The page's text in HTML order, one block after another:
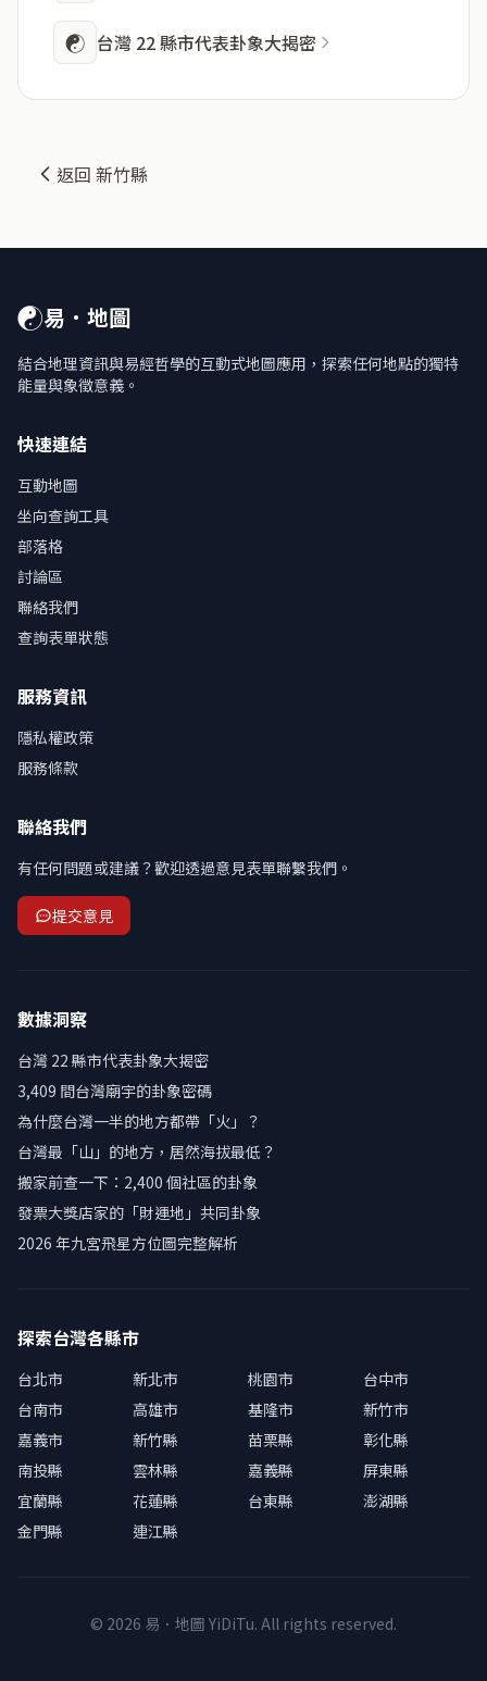
☯ 台灣 22 縣市代表卦象大揭密
返回 新竹縣
☯易．地圖
結合地理資訊與易經哲學的互動式地圖應用，探索任何地點的獨特
能量與象徵意義。
快速連結
互動地圖
坐向查詢工具
部落格
討論區
聯絡我們
查詢表單狀態
服務資訊
隱私權政策
服務條款
聯絡我們
有任何問題或建議？歡迎透過意見表單聯繫我們。
提交意見
數據洞察
台灣 22 縣市代表卦象大揭密
3,409 間台灣廟宇的卦象密碼
為什麼台灣一半的地方都帶「火」？
台灣最「山」的地方，居然海拔最低？
搬家前查一下：2,400 個社區的卦象
發票大獎店家的「財運地」共同卦象
2026 年九宮飛星方位圖完整解析
探索台灣各縣市
台北市 新北市 桃園市
台中市
台南市
高雄市 基隆市
新竹市
嘉義市
新竹縣 苗栗縣
彰化縣
南投縣
雲林縣 嘉義縣
屏東縣
宜蘭縣
花蓮縣 台東縣
澎湖縣
金門縣
連江縣
© 2026 易．地圖 YiDiTu. All rights reserved.